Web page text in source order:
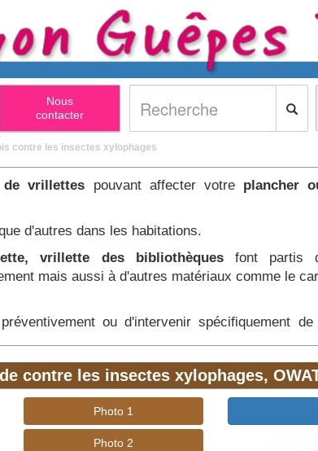
Nous
contacter
contre les insectes xylophages
de vrillettes pouvant affecter votre plancher
d'autres dans les habitations.
vrillette des bibliothèquesfont partis
mais aussi à d'autres matériaux comme le
ou d'intervenir spécifiquement
une infestation de vrillette : Trou,
les vrillettes sont sensiblement les mêmes
le traitement insecticide
contre les insectes xylophages,
Photo 1
Photo 2